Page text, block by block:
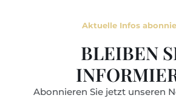
Aktuelle Infos
BLEIBEN
Abonnieren Sie jetzt unseren